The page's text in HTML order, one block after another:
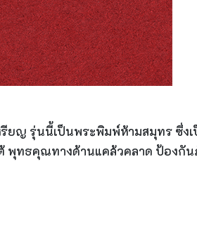
รียญ รุ่นนี้เป็นพระพิมพ์ห้ามสมุทร ซึ่ง
พุทธคุณทางด้านแคล้วคลาด ป้องกัน